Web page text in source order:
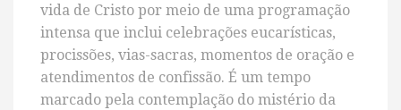
vida de Cristo por meio de uma programação
intensa que inclui celebrações eucarísticas,
procissões, vias-sacras, momentos de oração e
atendimentos de confissão. É um tempo
marcado pela contemplação do mistério da